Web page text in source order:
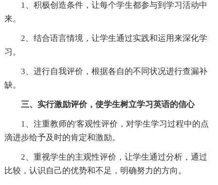
1、积极创造条件，让每个学生都参与到学习活动中
来。
2、结合语言情境，让学生通过实践和运用来深化学
习。
3、进行自我评价，根据各自的不同状况进行查漏补
缺。
三、实行激励评价，使学生树立学习英语的信心
1、注重教师的'客观性评价，对学生学习过程中的点
滴进步给予及时的肯定和激励。
2、重视学生的主观性评价，让学生通过分析，通过
比较，认识自己的优势和不足，明确努力的方向。